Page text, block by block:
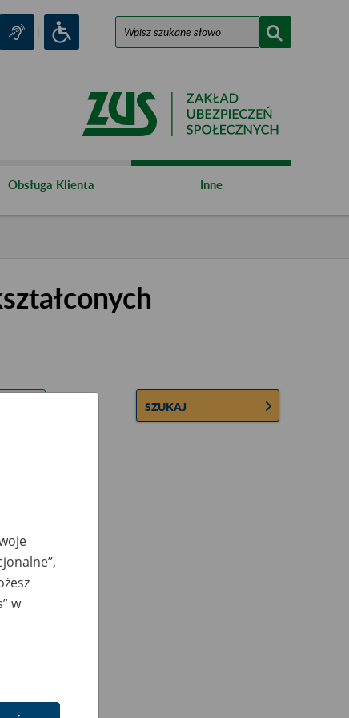
Obsługa Klienta Inne
SZUKAJ
w